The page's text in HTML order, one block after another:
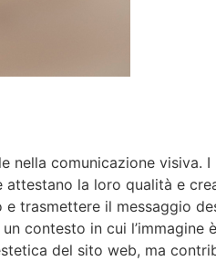
comunicazione
la loro qualità e
trasmettere il messaggio
contesto in cui
del sito web, ma